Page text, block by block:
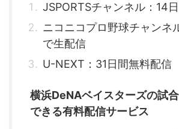
JSPORTSチャンネル：14
ニコニコプロ野球チャンネ
で生配信
U-NEXT：31日間無料配信
横浜DeNAベイスターズの試
できる有料配信サービス